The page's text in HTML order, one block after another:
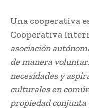
Una cooperativa
Cooperativa
asociación
de manera
necesidades y
culturales en
propiedad conjunta